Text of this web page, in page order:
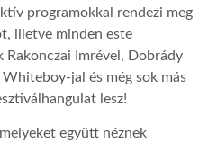
programokkal rendezi meg
illetve minden este
Rakonczai Imrével, Dobrády
Whiteboy-jal és még sok más
lesz!
együtt néznek